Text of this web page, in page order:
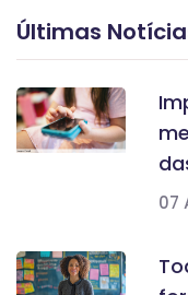
Últimas
07